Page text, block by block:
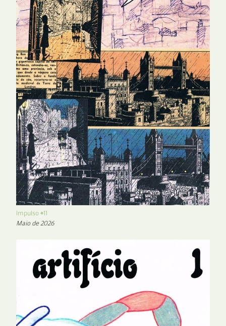
Impulso #11
Maio de 2026